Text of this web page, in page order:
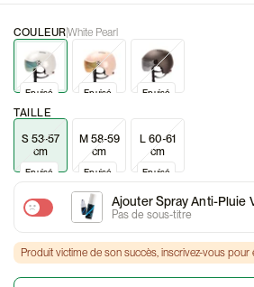
COULEURWhite Pearl
Epuisé Epuisé Epuisé
TAILLE
S 53-57
cm
Epuisé
M 58-59
cm
Epuisé
L 60-61
cm
Epuisé
Ajouter Spray Anti-Pluie
Pas de sous-titre
Produit victime de son succès, inscrivez-vous pour